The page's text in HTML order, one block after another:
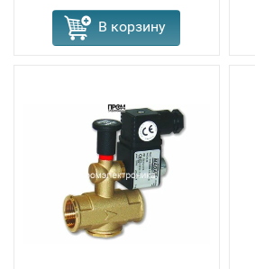
В корзину